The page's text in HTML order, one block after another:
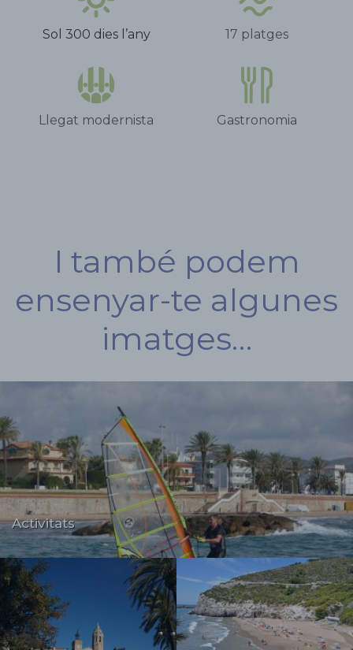
Sol 300 dies l’any 17 platges
Llegat modernista Gastronomia
I també podem
ensenyar-te algunes
imatges…
Activitats